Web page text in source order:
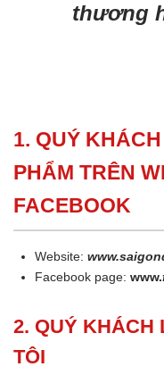
thương
1. QUÝ
PHẨM TRÊN
FACEBOOK
Website:
Facebook page:www.
2. QUÝ KHÁCH
TÔI